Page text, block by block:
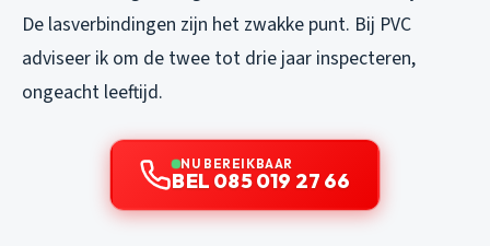
De lasverbindingen zijn het zwakke punt. Bij PVC
adviseer ik om de twee tot drie jaar inspecteren,
ongeacht leeftijd.
NU BEREIKBAAR
BEL 085 019 27 66